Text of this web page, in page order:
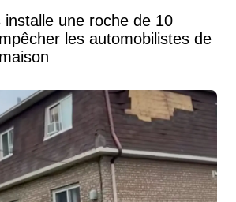
installe une roche de 10
les automobilistes de